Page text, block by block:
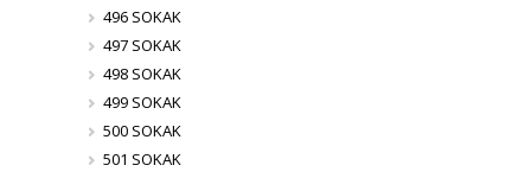
496 SOKAK
497 SOKAK
498 SOKAK
499 SOKAK
500 SOKAK
501 SOKAK